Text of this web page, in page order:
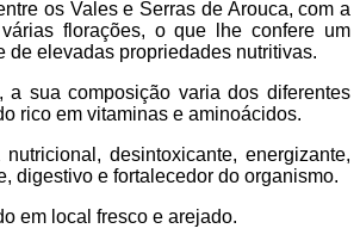
os Vales e Serras de Arouca, com a
florações, o que lhe confere um
de elevadas propriedades nutritivas.
a sua composição varia dos diferentes
rico em vitaminas e aminoácidos.
desintoxicante, energizante,
digestivo e fortalecedor do organismo.
em local fresco e arejado.